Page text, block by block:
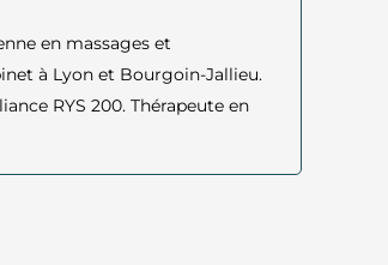
en massages et
à Lyon et Bourgoin-Jallieu.
RYS 200. Thérapeute en